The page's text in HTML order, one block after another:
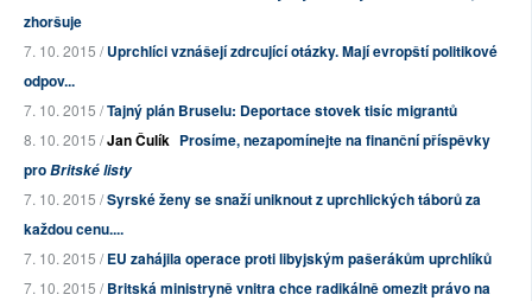
zhoršuje
7. 10. 2015 /Uprchlíci vznášejí zdrcující otázky. Mají evropští politikové
odpov...
7. 10. 2015 /Tajný plán Bruselu: Deportace stovek tisíc migrantů
8. 10. 2015 /Jan Čulík Prosíme, nezapomínejte na finanční příspěvky
proBritské listy
7. 10. 2015 /Syrské ženy se snaží uniknout z uprchlických táborů za
každou cenu....
7. 10. 2015 /EU zahájila operace proti libyjským pašerákům uprchlíků
7. 10. 2015 /Britská ministryně vnitra chce radikálně omezit právo na